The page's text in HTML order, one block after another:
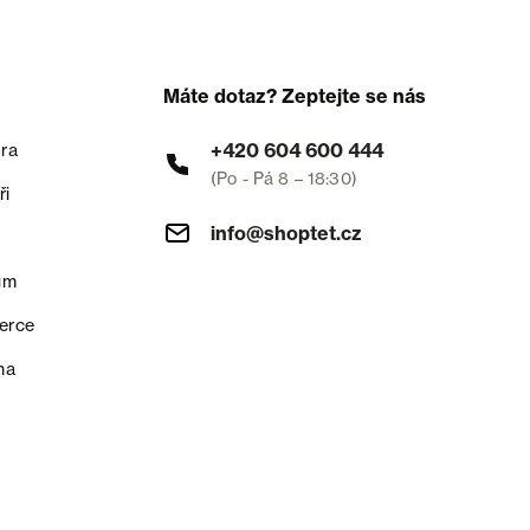
Máte dotaz? Zeptejte se nás
+420 604 600 444
(Po - Pá 8 – 18:30)
info@shoptet.cz